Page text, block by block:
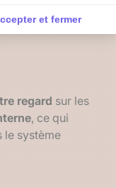
et fermer
:
et de gérer
regard sur les
, ce qui
le système